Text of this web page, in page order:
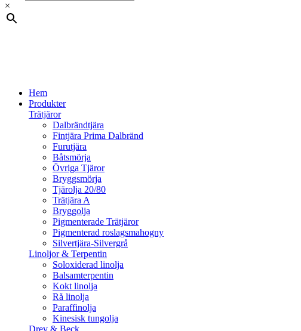
×
Hem
Produkter
Trätjäror
Dalbrändtjära
Fintjära Prima Dalbränd
Furutjära
Båtsmörja
Övriga Tjäror
Bryggsmörja
Tjärolja 20/80
Trätjära A
Bryggolja
Pigmenterade Trätjäror
Pigmenterad roslagsmahogny
Silvertjära-Silvergrå
Linoljor & Terpentin
Soloxiderad linolja
Balsamterpentin
Kokt linolja
Rå linolja
Paraffinolja
Kinesisk tungolja
Drev & Beck